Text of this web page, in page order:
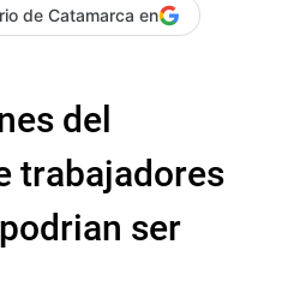
de Catamarca en
del
trabajadores
ser